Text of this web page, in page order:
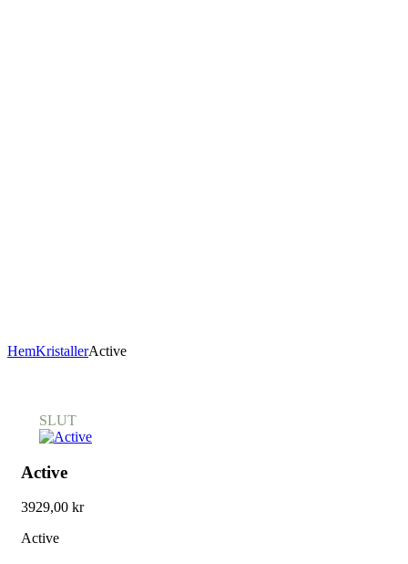
HemKristallerActive
SLUT
Active
3929,00 kr
Active